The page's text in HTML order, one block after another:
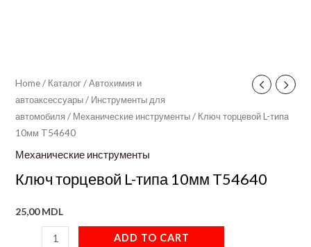
Home/ Каталог/Автохимия и
автоаксессуары/ Инструменты для
автомобиля / Механические инструменты/ Ключ торцевой L-типа
10мм T54640
Механические инструменты
Ключ торцевой L-типа 10мм T54640
25,00MDL
ADD TO CART